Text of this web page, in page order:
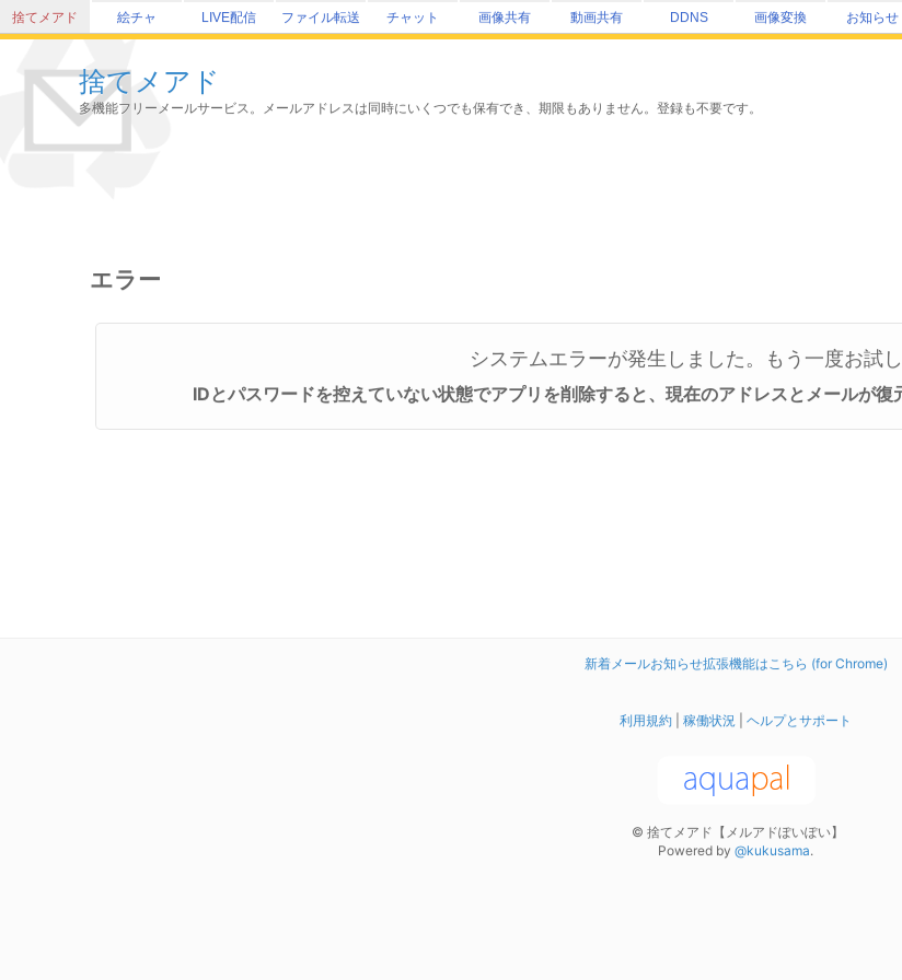
捨てメアド 絵チャ LIVE配信 ファイル転送 チャット 画像共有 動画共有 DDNS 画像変換 お知らせ
捨てメアド
多機能フリーメールサービス。メールアドレスは同時にいくつでも保有でき、期限もありません。登録も不要です。
エラー
システムエラーが発生しました。もう一度お試し
IDとパスワードを控えていない状態でアプリを削除すると、現在のアドレスとメールが復
新着メールお知らせ拡張機能はこちら (for Chrome)
利用規約 稼働状況 ヘルプとサポート
© 捨てメアド【メルアドぽいぽい】
Powered by @kukusama.